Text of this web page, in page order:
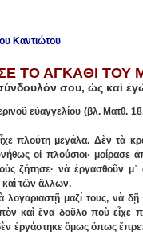
Καντιώτου
ΤΟ ΑΓΚΑΘΙ ΤΟΥ
σου, ὡς καὶ
εὐαγγελίου (βλ. Ματθ.
πλού­τη μεγάλα. Δὲν τὰ
οἱ πλού­σιοι· μοίρασε
ζήτησε· νὰ ἐργασθοῦν μ᾽
καὶ τῶν ἄλλων.
λογαριαστῇ μαζί τους, νὰ
καὶ ἕ­να δοῦλο ποὺ εἶχε
ἐργάστηκε ὅμως ὅπως